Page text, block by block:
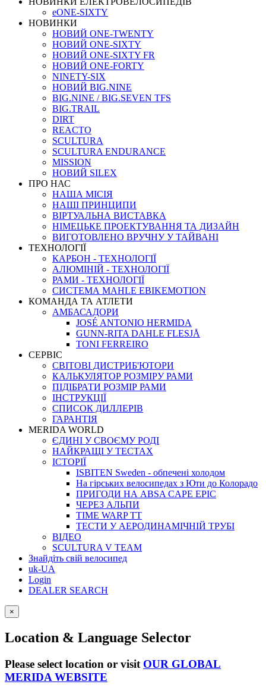
eONE-SIXTY
НОВИНКИ
НОВИЙ ONE-TWENTY
НОВИЙ ONE-SIXTY
НОВИЙ ONE-SIXTY FR
НОВИЙ ONE-FORTY
NINETY-SIX
НОВИЙ BIG.NINE
BIG.NINE / BIG.SEVEN TFS
BIG.TRAIL
DIRT
REACTO
SCULTURA
SCULTURA ENDURANCE
MISSION
НОВИЙ SILEX
ПРО НАС
НАША МICIЯ
НАШI ПРИНЦИПИ
ВIРТУАЛЬНА ВИСТАВКА
НІМЕЦЬКЕ ПРОЕКТУВАННЯ ТА ДИЗАЙН
ВИГОТОВЛЕНО ВРУЧНУ У ТАЙВАНІ
ТЕХНОЛОГІЇ
КАРБОН - ТЕХНОЛОГІЇ
АЛЮМІНІЙ - ТЕХНОЛОГІЇ
РАМИ - ТЕХНОЛОГІЇ
СИСТЕМА MAHLE EBIKEMOTION
КОМАНДА ТА АТЛЕТИ
АМБАСАДОРИ
JOSÉ ANTONIO HERMIDA
GUNN-RITA DAHLE FLESJÅ
TONI FERREIRO
СЕРВІС
СВІТОВІ ДИСТРИБ'ЮТОРИ
КАЛЬКУЛЯТОР РОЗМIРУ РАМИ
ПІДІБРАТИ РОЗМІР РАМИ
IНСТРУКЦIЇ
СПИСОК ДИЛЛЕРІВ
ГАРАНТIЯ
MERIDA WORLD
ЄДИНI У СВОЄМУ РОДI
НАЙКРАЩІ У ТЕСТАХ
ІСТОРІЇ
ISBITEN Sweden - обпечені холодом
На гірських велосипедах з Юти до Колорадо
ПРИГОДИ НА ABSA CAPE EPIC
ЧЕРЕЗ АЛЬПИ
TIME WARP TT
ТЕСТИ У АЕРОДИНАМІЧНІЙ ТРУБІ
ВІДЕО
SCULTURA V TEAM
Знайдіть свій велосипед
uk-UA
Login
DEALER SEARCH
×
Location & Language Selector
Please select location or visit OUR GLOBAL
MERIDA WEBSITE